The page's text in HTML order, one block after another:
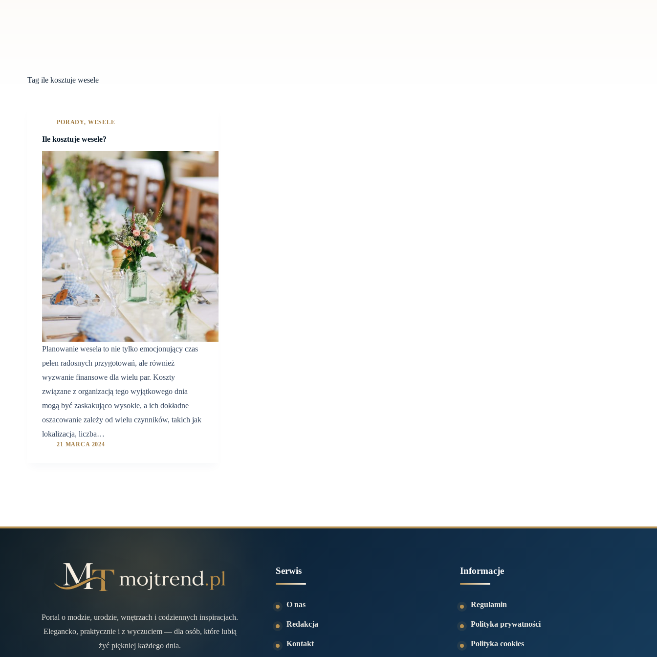
Tag ile kosztuje wesele
PORADY, WESELE
Ile kosztuje wesele?
Planowanie wesela to nie tylko emocjonujący czas
pełen radosnych przygotowań, ale również
wyzwanie finansowe dla wielu par. Koszty
związane z organizacją tego wyjątkowego dnia
mogą być zaskakująco wysokie, a ich dokładne
oszacowanie zależy od wielu czynników, takich jak
lokalizacja, liczba…
21 MARCA 2024
Portal o modzie, urodzie, wnętrzach i codziennych inspiracjach.
Elegancko, praktycznie i z wyczuciem — dla osób, które lubią
żyć piękniej każdego dnia.
Serwis
O nas
Redakcja
Kontakt
Informacje
Regulamin
Polityka prywatności
Polityka cookies